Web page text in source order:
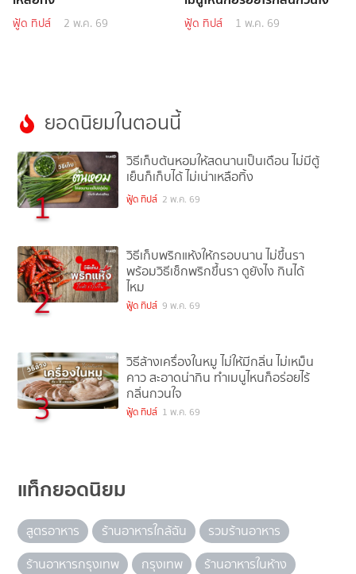
ฟู้ด ทิปส์ 2 พ.ค. 69 ฟู้ด ทิปส์ 1 พ.ค. 69
ยอดนิยมในตอนนี้
1
วิธีเก็บต้นหอมให้สดนานเป็นเดือน ไม่มีตู้
เย็นก็เก็บได้ ไม่เน่าเหลือทิ้ง
ฟู้ด ทิปส์ 2 พ.ค. 69
2
วิธีเก็บพริกแห้งให้กรอบนาน ไม่ขึ้นรา
พร้อมวิธีเช็กพริกขึ้นรา ดูยังไง กินได้
ไหม
ฟู้ด ทิปส์ 9 พ.ค. 69
3
วิธีล้างเครื่องในหมู ไม่ให้มีกลิ่น ไม่เหม็น
คาว สะอาดน่ากิน ทำเมนูไหนก็อร่อยไร้
กลิ่นกวนใจ
ฟู้ด ทิปส์ 1 พ.ค. 69
แท็กยอดนิยม
สูตรอาหาร ร้านอาหารใกล้ฉัน
รวมร้านอาหาร
ร้านอาหารกรุงเทพ
กรุงเทพ
ร้านอาหารในห้าง